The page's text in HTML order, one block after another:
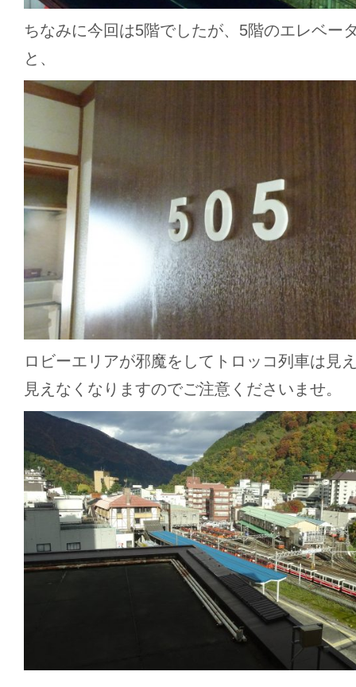
ちなみに今回は5階でしたが、5階のエレベー
と、
ロビーエリアが邪魔をしてトロッコ列車は見
見えなくなりますのでご注意くださいませ。